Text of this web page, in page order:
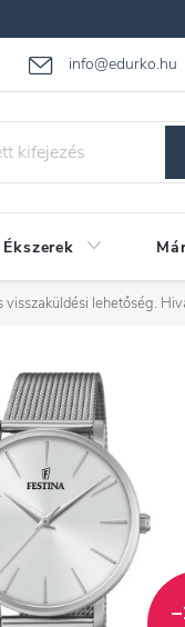
info@edurko.hu
Gyakran ismételt
Ékszerek
lehetőség.